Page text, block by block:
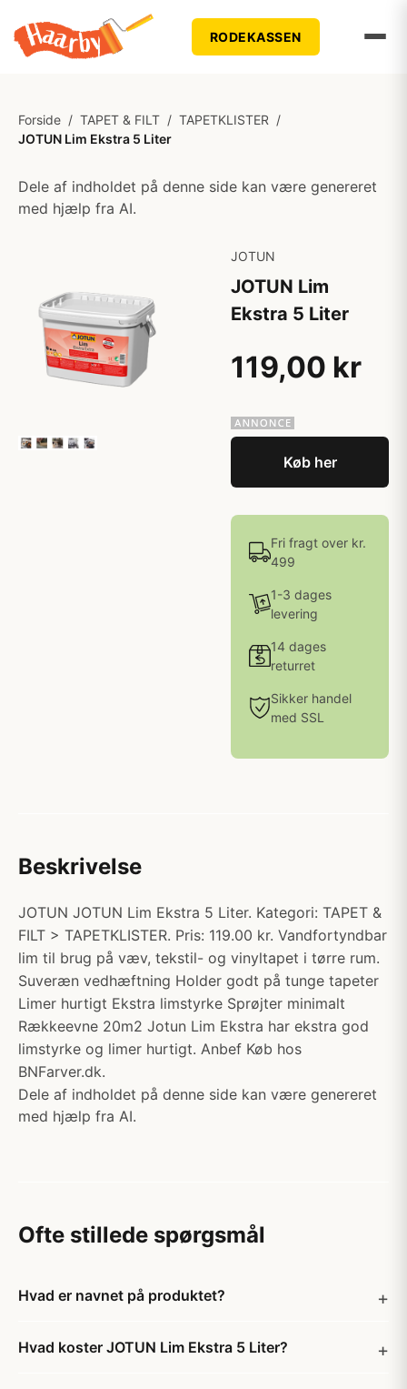
RODEKASSEN
Forside / TAPET & FILT / TAPETKLISTER /
JOTUN Lim Ekstra 5 Liter
Dele af indholdet på denne side kan være genereret
med hjælp fra AI.
JOTUN
JOTUN Lim
Ekstra 5 Liter
119,00 kr
Køb her
Fri fragt over kr.
499
1-3 dages
levering
14 dages
returret
Sikker handel
med SSL
Beskrivelse
JOTUN JOTUN Lim Ekstra 5 Liter. Kategori: TAPET &
FILT > TAPETKLISTER. Pris: 119.00 kr. Vandfortyndbar
lim til brug på væv, tekstil- og vinyltapet i tørre rum.
Suveræn vedhæftning Holder godt på tunge tapeter
Limer hurtigt Ekstra limstyrke Sprøjter minimalt
Rækkeevne 20m2 Jotun Lim Ekstra har ekstra god
limstyrke og limer hurtigt. Anbef Køb hos
BNFarver.dk.
Dele af indholdet på denne side kan være genereret
med hjælp fra AI.
Ofte stillede spørgsmål
Hvad er navnet på produktet?
Hvad koster JOTUN Lim Ekstra 5 Liter?